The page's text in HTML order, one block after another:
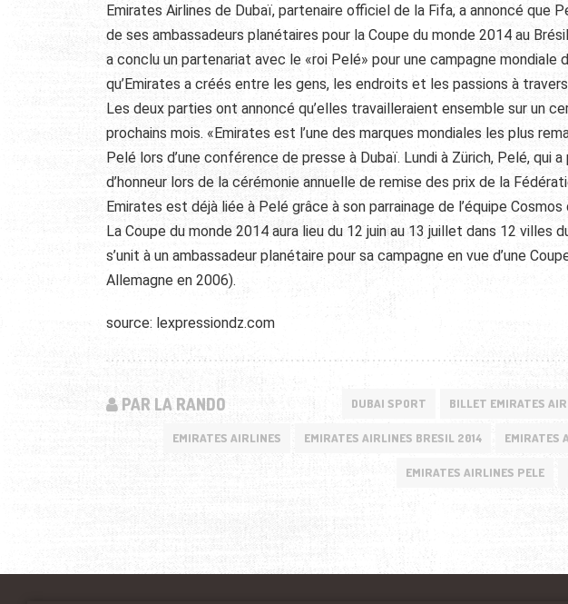
Emirates Airlines de Dubaï, partenaire officiel de la Fifa, a annoncé que
de ses ambassadeurs planétaires pour la Coupe du monde 2014 au
a conclu un partenariat avec le «roi Pelé» pour une campagne mondiale
qu’Emirates a créés entre les gens, les endroits et les passions à
Les deux parties ont annoncé qu’elles travailleraient ensemble sur un
prochains mois. «Emirates est l’une des marques mondiales les plus
Pelé lors d’une conférence de presse à Dubaï. Lundi à Zürich, Pelé, qui
d’honneur lors de la cérémonie annuelle de remise des prix de la
Emirates est déjà liée à Pelé grâce à son parrainage de l’équipe
La Coupe du monde 2014 aura lieu du 12 juin au 13 juillet dans 12 villes
s’unit à un ambassadeur planétaire pour sa campagne en vue d’une
Allemagne en 2006).
source: lexpressiondz.com
PAR LA RANDO DUBAI SPORT BILLET EMIRATES
EMIRATES AIRLINES EMIRATES AIRLINES BRESIL 2014 EMIRATES
EMIRATES AIRLINES PELE